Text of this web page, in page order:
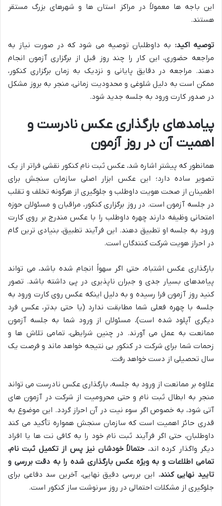
این باجه ها معمولاً در مراکز استان ها و شهرهای بزرگ مستقر
هستند.
توصیه اکید: به داوطلبان توصیه می شود که در صورت نیاز به
مراجعه حضوری، این کار را چند روز قبل از برگزاری آزمون انجام
دهند. مراجعه در دقایق پایانی و نزدیک به زمان برگزاری کنکور،
ممکن است به دلیل شلوغی و محدودیت زمانی، منجر به بروز مشکل
در صدور کارت ورود به جلسه جدید شود.
پیامدهای بارگذاری عکس نادرست و
اهمیت آن در روز آزمون
همانطور که پیشتر اشاره شد، عکس ثبت نام کنکور نقشی فراتر از یک
تصویر ساده دارد؛ این عکس ابزار اصلی سازمان سنجش برای
اطمینان از صحت هویت داوطلب و جلوگیری از هرگونه تخلف و تقلب
در جلسه آزمون است. در روز برگزاری کنکور، مراقبان و مسئولان حوزه
امتحانی وظیفه دارند چهره داوطلب را با عکس مندرج بر روی کارت
ورود به جلسه او تطبیق دهند. این فرآیند تطبیق، بنیادی ترین گام
در احراز هویت شرکت کنندگان است.
بارگذاری عکس اشتباه، حتی اگر سهواً انجام شده باشد، می تواند
پیامدهای بسیار جدی و جبران ناپذیری در پی داشته باشد. تصور
کنید روز آزمون فرا رسیده و به دلیل اینکه عکس روی کارت ورود به
جلسه با چهره فعلی شما مطابقت ندارد (یا حتی بدتر، عکس فرد
دیگری آپلود شده است)، مسئولان از ورود شما به جلسه آزمون
ممانعت به عمل می آورند. در چنین شرایطی، تمامی تلاش ها و
زحمات شما برای شرکت در کنکور بی نتیجه خواهد ماند و فرصت یک
سال تحصیلی از دست خواهد رفت.
علاوه بر ممانعت از ورود به جلسه، بارگذاری عکس نادرست می تواند
منجر به ابطال ثبت نام و حتی محرومیت از شرکت در آزمون های
آتی شود، به خصوص اگر سوء نیت در آن احراز گردد. این موضوع به
قدری حائز اهمیت است که سازمان سنجش همواره تأکید می کند
داوطلبان، حتی اگر فرآیند ثبت نام خود را به کافی نت ها یا افراد
دیگر واگذار کرده اند، حتمالاً خودشان نیز پس از تکمیل ثبت نام،
تمامی اطلاعات و به ویژه عکس بارگذاری شده را به دقت بررسی و
تایید نهایی کنند. این بررسی دقیق نهایی، آخرین سد دفاعی برای
جلوگیری از مشکلات احتمالی در روز سرنوشت ساز کنکور است.